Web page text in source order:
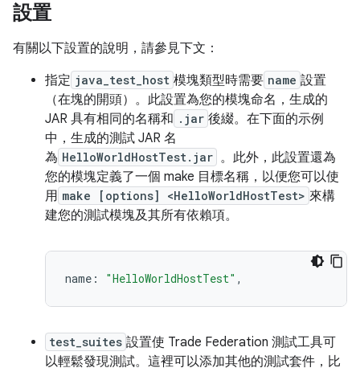
設置
有關以下設置的說明，請參見下文：
指定 java_test_host 模塊類型時需要 name 設置
（在塊的開頭）。此設置為您的模塊命名，生成的
JAR 具有相同的名稱和 .jar 後綴。在下面的示例
中，生成的測試 JAR 名
為 HelloWorldHostTest.jar 。此外，此設置還為
您的模塊定義了一個 make 目標名稱，以便您可以使
用 make [options] <HelloWorldHostTest> 來構
建您的測試模塊及其所有依賴項。
name : "HelloWorldHostTest" ,
test_suites 設置使 Trade Federation 測試工具可
以輕鬆發現測試。這裡可以添加其他的測試套件，比